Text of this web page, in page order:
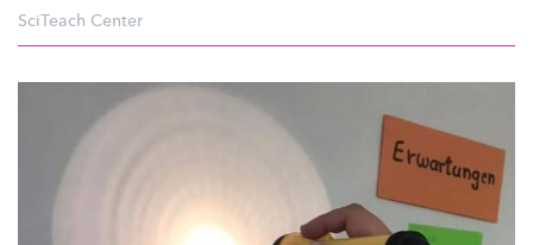
SciTeach Center